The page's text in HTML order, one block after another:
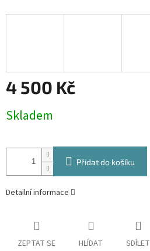
4 500 Kč
cena:
Skladem
Přidat do košíku
Detailní informace
ZEPTAT SE HLÍDAT SDÍLET